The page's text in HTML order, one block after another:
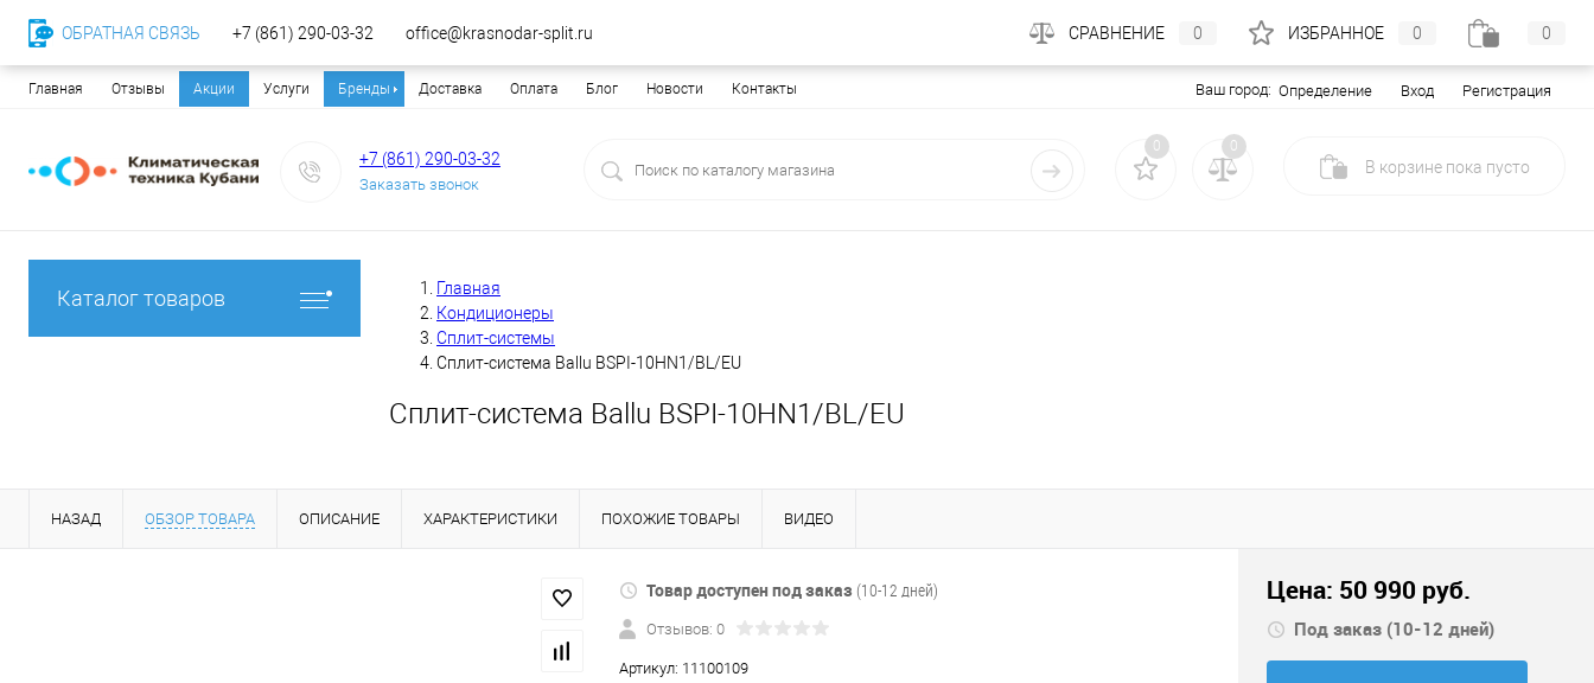
Главная Отзывы Акции Услуги Бренды Доставка Оплата Блог Новости Контакты Ваш город: Определение Вход Регистрация
+7 (861) 290-03-32
Заказать звонок
0 0
В корзине пока пусто
Каталог товаров
Главная
Кондиционеры
Сплит-системы
Сплит-система Ballu BSPI-10HN1/BL/EU
Сплит-система Ballu BSPI-10HN1/BL/EU
НАЗАД ОБЗОР ТОВАРА ОПИСАНИЕ ХАРАКТЕРИСТИКИ ПОХОЖИЕ ТОВАРЫ ВИДЕО
Товар доступен под заказ (10-12 дней)
Отзывов: 0
Артикул: 11100109
Цена: 50 990 руб.
Под заказ (10-12 дней)
ОБРАТНАЯ СВЯЗЬ +7 (861) 290-03-32 office@krasnodar-split.ru СРАВНЕНИЕ 0 ИЗБРАННОЕ 0 0